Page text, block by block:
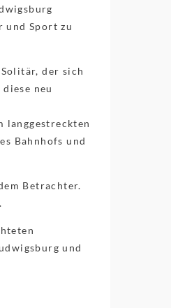
Sport zu
der sich
neu
langgestreckten
Bahnhofs und
Betrachter.
und